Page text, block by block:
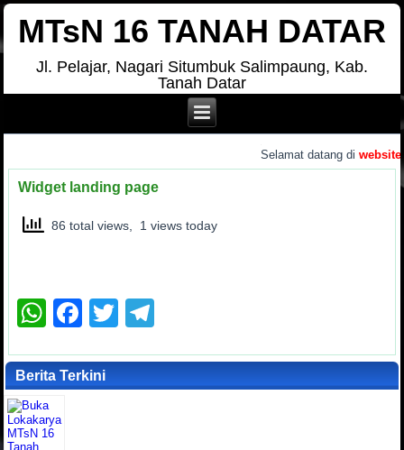
MTsN 16 TANAH DATAR
Jl. Pelajar, Nagari Situmbuk Salimpaung, Kab.
Tanah Datar
Selamat datang diwebsite
Widget landing page
86 total views, 1 views today
WhatsApp
Facebook
Twitter
Berita Terkini